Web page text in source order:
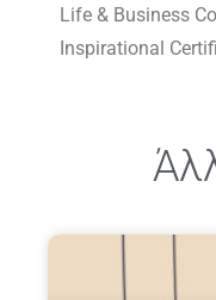
Life & Business
Inspirational